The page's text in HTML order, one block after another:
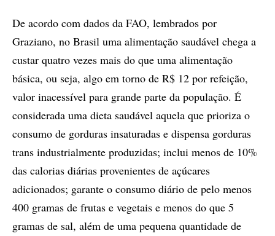
De acordo com dados da FAO, lembrados por
Graziano, no Brasil uma alimentação saudável chega a
custar quatro vezes mais do que uma alimentação
básica, ou seja, algo em torno de R$ 12 por refeição,
valor inacessível para grande parte da população. É
considerada uma dieta saudável aquela que prioriza o
consumo de gorduras insaturadas e dispensa gorduras
trans industrialmente produzidas; inclui menos de 10%
das calorias diárias provenientes de açúcares
adicionados; garante o consumo diário de pelo menos
400 gramas de frutas e vegetais e menos do que 5
gramas de sal, além de uma pequena quantidade de